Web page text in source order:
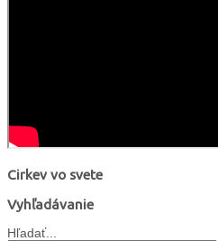
Cirkev vo svete
Vyhľadávanie
Hľadať...